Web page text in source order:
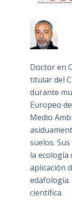
Doctor en
titular del
durante
Europeo
Medio
suelos.
la ecología
aplicación
científica.